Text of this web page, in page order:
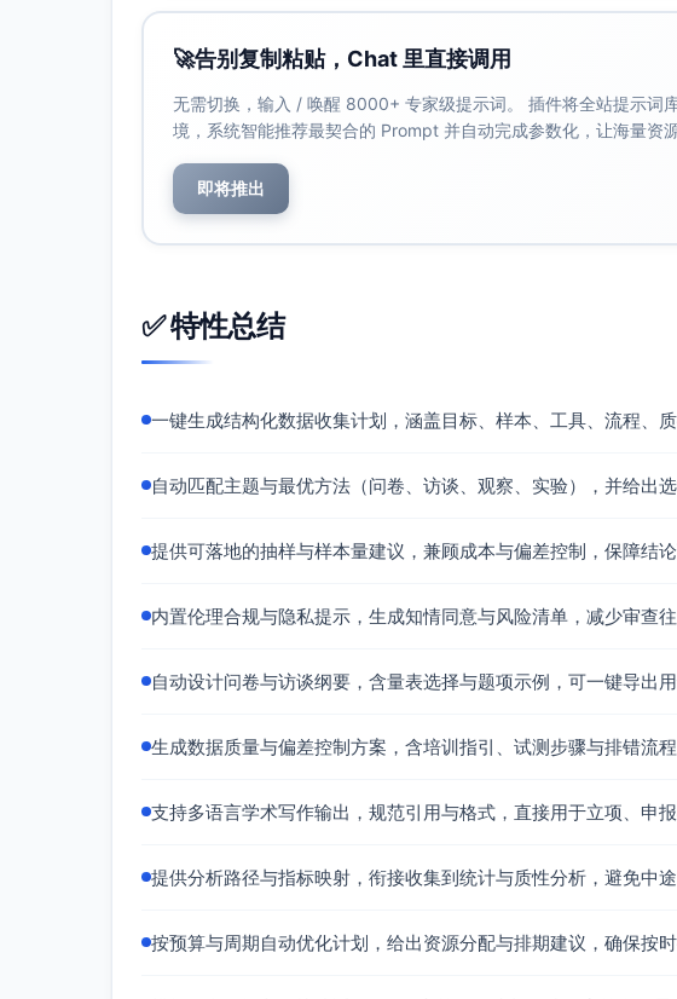
CLASS用于师生互动质量与情感/组织/教学支持（K-3或相
ICAP行为编码：对学习活动进行P/A/C/I层级标注（Chi &
观察抽样：系统取样覆盖每班至少3次（基线/中期/后测）
册。目标观察者一致性：Cohen’s κ或ICC≥0.70（Shrout
行为与过程数据（客观行为指标）
出勤、作业按时提交率、课堂发言/提问次数（由观察记录
碎片化时间抽样（momentary time-sampling）记录学生
通过课堂内简短推送（1–3题）测量当下投入、兴趣与认
动态势（Hektner, Schmidt, & Csikszentmihalyi, 2007）
教师访谈与反思日志：记录教学决策、实施张力与情境制
学生层面：基线学业成绩、性别/年龄、先前学习动机指标
六、测量时点与流程
干预实施（第3–12周或一学期）：每班至少2次课堂观察；
T1 后测（学期末）：量表复测、课堂观察（1次/班）、教师
阶梯楔形设计下，按批次推进班级进入干预，保证每班均有
工具试测与本地化：小样本先导研究（n≈60–100）检验条目
🚀告别复制粘贴，Chat 里直接调用
无需切换，输入 / 唤醒 8000+ 专家级提示词。 插件将全站提示词
境，系统智能推荐最契合的 Prompt 并自动完成参数化，让海量资
即将推出
✅ 特性总结
一键生成结构化数据收集计划，涵盖目标、样本、工具、流程、质
自动匹配主题与最优方法（问卷、访谈、观察、实验），并给出选
提供可落地的抽样与样本量建议，兼顾成本与偏差控制，保障结论
内置伦理合规与隐私提示，生成知情同意与风险清单，减少审查往
自动设计问卷与访谈纲要，含量表选择与题项示例，可一键导出用
生成数据质量与偏差控制方案，含培训指引、试测步骤与排错流程
支持多语言学术写作输出，规范引用与格式，直接用于立项、申报
提供分析路径与指标映射，衔接收集到统计与质性分析，避免中途
按预算与周期自动优化计划，给出资源分配与排期建议，确保按时